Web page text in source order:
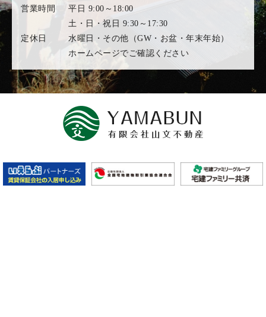
営業時間
平日 9:00～18:00
土・日・祝日 9:30～17:30
定休日
水曜日・その他（GW・お盆・年末年始）
ホームページでご確認ください